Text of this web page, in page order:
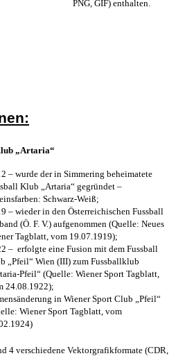
PNG, GIF) enthalten.
„Artaria“
– wurde der in Simmering beheimatete
Klub „Artaria“ gegründet –
Schwarz-Weiß;
– wieder in den Österreichischen Fussball
(Ö. F. V.) aufgenommen (Quelle: Neues
Tagblatt, vom 19.07.1919);
– erfolgte eine Fusion mit dem Fussball
„Pfeil“ Wien (III) zum Fussballklub
Pfeil“ (Quelle: Wiener Sport Tagblatt,
24.08.1922);
in Wiener Sport Club „Pfeil“
Wiener Sport Tagblatt, vom
4 verschiedene Vektorgrafikformate (CDR,